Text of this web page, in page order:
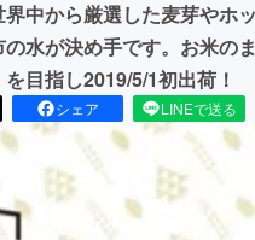
中から厳選した麦芽やホ
水が決め手です。お米の
を目指し2019/5/1初出荷！
シェア LINEで送る